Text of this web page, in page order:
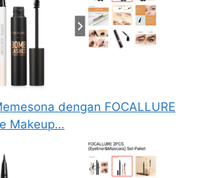
dengan FOCALLURE
Makeup…